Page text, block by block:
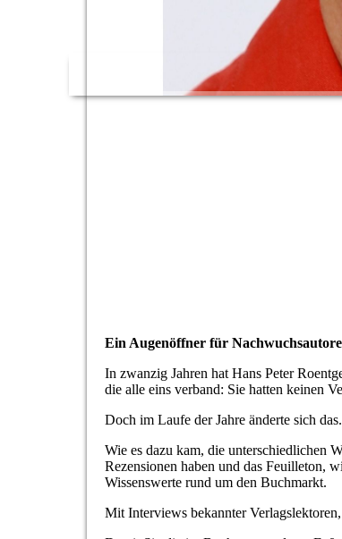
Ein Augenöffner für
In zwanzig Jahren hat Hans Peter
die alle eins verband: Sie hatten keinen
Doch im Laufe der Jahre änderte sich
Wie es dazu kam, die unterschiedlichen
Rezensionen haben und das Feuilleton,
Wissenswerte rund um den Buchmarkt.
Mit Interviews bekannter